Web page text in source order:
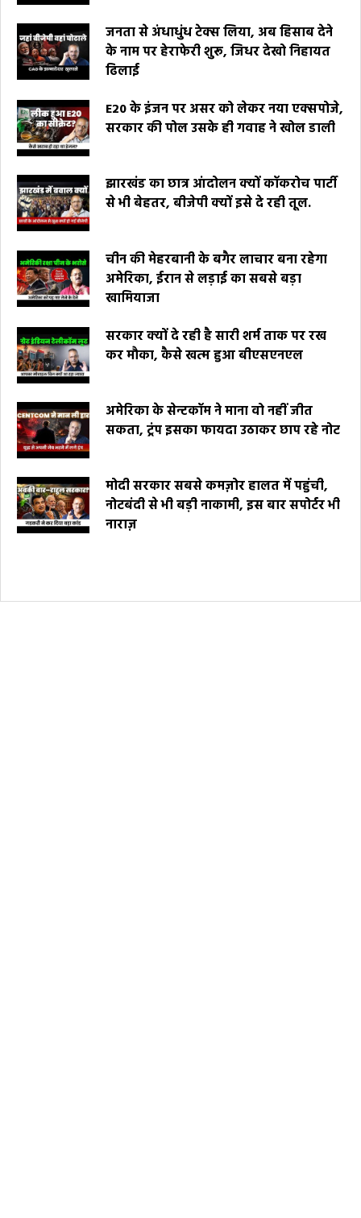
जनता से अंधाधुंध टेक्स लिया, अब हिसाब देने
के नाम पर हेराफेरी शुरू, जिधर देखो निहायत
ढिलाई
E20 के इंजन पर असर को लेकर नया एक्सपोजे,
सरकार की पोल उसके ही गवाह ने खोल डाली
झारखंड का छात्र आंदोलन क्यों कॉकरोच पार्टी
से भी बेहतर, बीजेपी क्यों इसे दे रही तूल.
चीन की मेहरबानी के बगैर लाचार बना रहेगा
अमेरिका, ईरान से लड़ाई का सबसे बड़ा
खामियाजा
सरकार क्यों दे रही है सारी शर्म ताक पर रख
कर मौका, कैसे खत्म हुआ बीएसएनएल
अमेरिका के सेन्टकॉम ने माना वो नहीं जीत
सकता, ट्रंप इसका फायदा उठाकर छाप रहे नोट
मोदी सरकार सबसे कमज़ोर हालत में पहुंची,
नोटबंदी से भी बड़ी नाकामी, इस बार सपोर्टर भी
नाराज़